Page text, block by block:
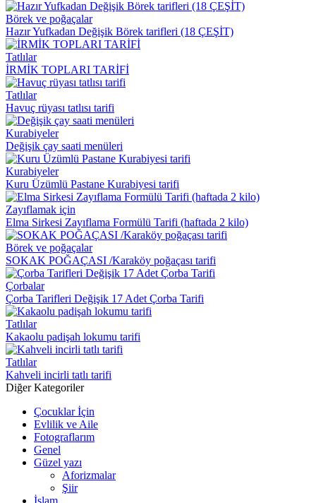
Börek ve poğaçalar
Hazır Yufkadan Değişik Börek tarifleri (18 ÇEŞİT)
Tatlılar
İRMİK TOPLARI TARİFİ
Tatlılar
Havuç rüyası tatlısı tarifi
Kurabiyeler
Değişik çay saati menüleri
Kurabiyeler
Kuru Üzümlü Pastane Kurabiyesi tarifi
Zayıflamak için
Elma Sirkesi Zayıflama Formülü Tarifi (haftada 2 kilo)
Börek ve poğaçalar
SOKAK POĞAÇASI /Karaköy poğaçası tarifi
Çorbalar
Çorba Tarifleri Değişik 17 Adet Çorba Tarifi
Tatlılar
Kakaolu padişah lokumu tarifi
Tatlılar
Kahveli incirli tatlı tarifi
Diğer Kategoriler
Çocuklar İçin
Evlilik ve Aile
Fotograflarım
Genel
Güzel yazı
Aforizmalar
Şiir
İslam